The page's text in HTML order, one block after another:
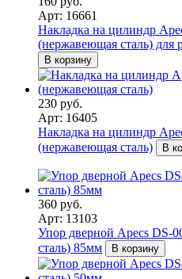
Арт: 16661
Накладка на цилиндр
(нержавеющая сталь) для
В корзину
230 руб.
Арт: 16405
Накладка на цилиндр
(нержавеющая сталь)
В
360 руб.
Арт: 13103
Упор дверной Apecs DS-
сталь) 85мм
В корзину